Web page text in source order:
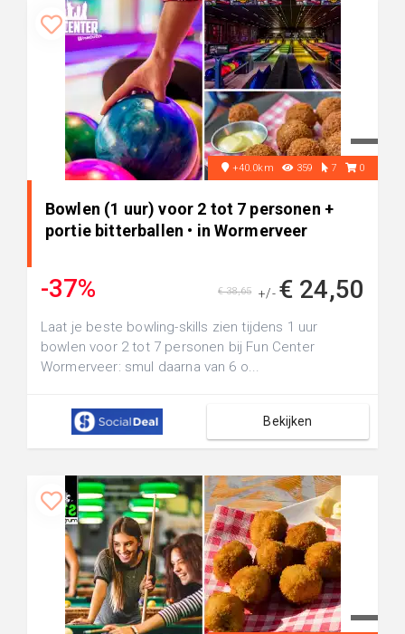
+40.0km 359 7 0
Bowlen (1 uur) voor 2 tot 7 personen +
portie bitterballen • in Wormerveer
-37% +/- € 24,50
€ 38,65
Laat je beste bowling-skills zien tijdens 1 uur
bowlen voor 2 tot 7 personen bij Fun Center
Wormerveer: smul daarna van 6 o...
Bekijken